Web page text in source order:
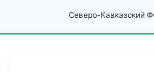
Северо-Кавказский